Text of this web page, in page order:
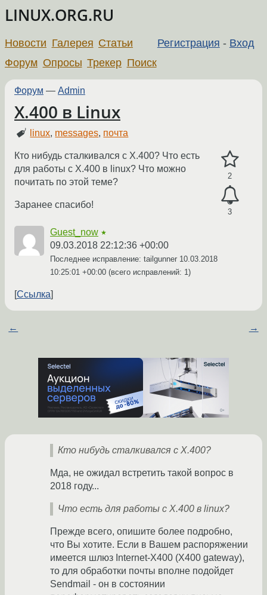
LINUX.ORG.RU
Регистрация - Вход
Новости Галерея Статьи
Форум Опросы Трекер Поиск
Форум — Admin
X.400 в Linux
linux, messages, почта
2
3
Кто нибудь сталкивался с X.400? Что есть
для работы с X.400 в linux? Что можно
почитать по этой теме?
Заранее спасибо!
Guest_now ★
09.03.2018 22:12:36 +00:00
Последнее исправление: tailgunner 10.03.2018
10:25:01 +00:00 (всего исправлений: 1)
Ссылка
← →
Кто нибудь сталкивался с X.400?
Мда, не ожидал встретить такой вопрос в
2018 году...
Что есть для работы с X.400 в linux?
Прежде всего, опишите более подробно,
что Вы хотите. Если в Вашем распоряжении
имеется шлюз Internet-X400 (X400 gateway),
то для обработки почты вполне подойдет
Sendmail - он в состоянии